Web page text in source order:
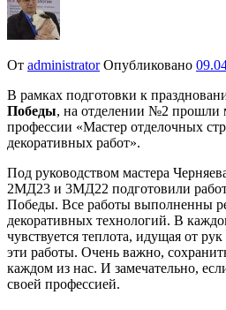
От administrator Опубликовано
В рамках подготовки к
Победы, на отделении №2 прошли
профессии «Мастер отделочных
декоративных работ».
Под руководством мастера
2МД23 и 3МД22 подготовили
Победы. Все работы выполненны
декоративных технологий. В
чувствуется теплота, идущая от
эти работы. Очень важно,
каждом из нас. И замечательно,
своей профессией.